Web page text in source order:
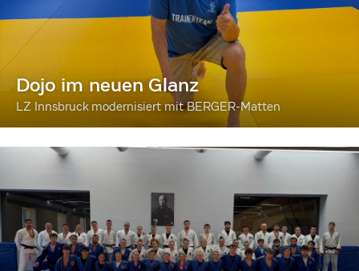
Dojo im neuen Glanz
LZ Innsbruck modernisiert mit BERGER-Matten